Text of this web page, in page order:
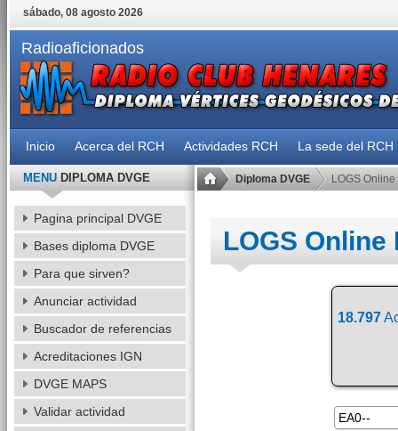
sábado, 08 agosto 2026
Radioaficionados
Inicio Acerca del RCH Actividades RCH La sede del RCH
Diploma DVGE LOGS Online
LOGS Online
18.797
MENUDIPLOMA DVGE
Pagina principal DVGE
Bases diploma DVGE
Para que sirven?
Anunciar actividad
Buscador de referencias
Acreditaciones IGN
DVGE MAPS
Validar actividad